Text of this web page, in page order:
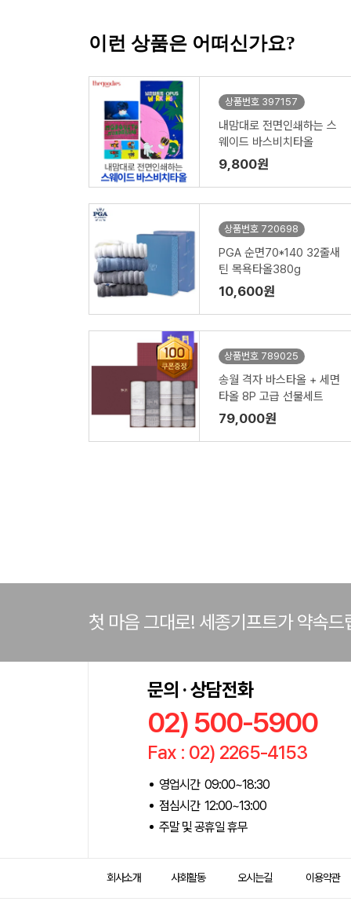
이런 상품은 어떠신가요?
상품번호 397157
내맘대로 전면인쇄하는 스
웨이드 바스비치타올
9,800원
상품번호 720698
PGA 순면70*140 32줄새
틴 목욕타올380g
10,600원
상품번호 789025
송월 격자 바스타올 + 세면
타올 8P 고급 선물세트
79,000원
첫 마음 그대로! 세종기프트가 약속드
문의 · 상담전화
02) 500-5900
Fax : 02) 2265-4153
영업시간 09:00~18:30
점심시간 12:00~13:00
주말 및 공휴일 휴무
회사소개 사회활동 오시는길 이용약관